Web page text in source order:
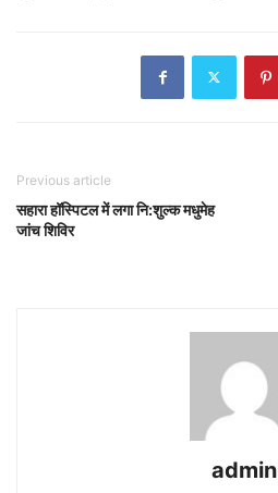
Previous article
सहारा हॉस्पिटल में लगा नि:शुल्क मधुमेह
जांच शिविर
admin